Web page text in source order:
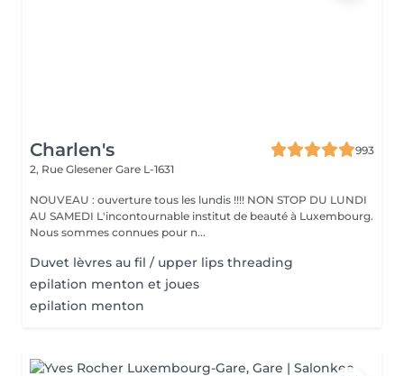
Charlen's
993
2, Rue Glesener Gare L-1631
NOUVEAU : ouverture tous les lundis !!!! NON STOP DU LUNDI
AU SAMEDI L'incontournable institut de beauté à Luxembourg.
Nous sommes connues pour n...
Duvet lèvres au fil / upper lips threading
epilation menton et joues
epilation menton